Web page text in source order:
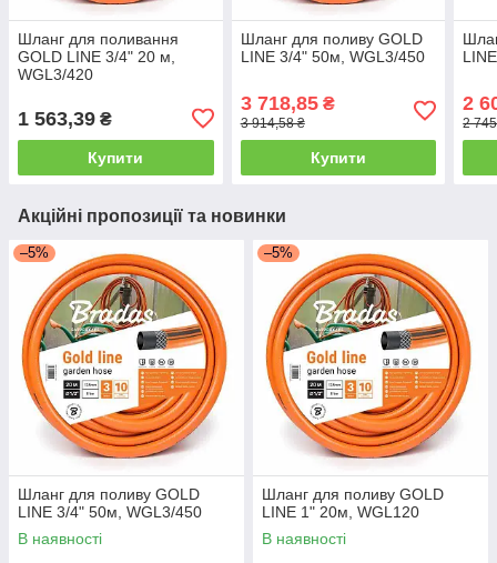
Шланг для поливання
GOLD LINE 3/4" 20 м,
WGL3/420
1 563,39 ₴
Купити
Шланг для поливу GOLD
LINE 3/4" 50м, WGL3/450
3 718,85₴
3 914,58 ₴
Купити
2
2
Акційні пропозиції та новинки
–5%
Шланг для поливу GOLD
LINE 3/4" 50м, WGL3/450
В наявності
–5%
Шланг для поливу GOLD
LINE 1" 20м, WGL120
В наявності